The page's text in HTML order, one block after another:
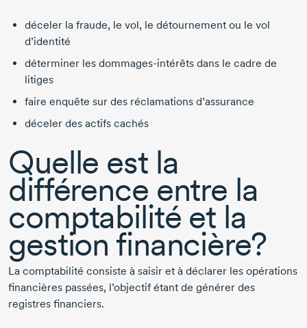
déceler la fraude, le vol, le détournement ou le vol
d’identité
déterminer les dommages-intérêts dans le cadre de
litiges
faire enquête sur des réclamations d’assurance
déceler des actifs cachés
Quelle est la
différence entre la
comptabilité et la
gestion financière?
La comptabilité consiste à saisir et à déclarer les opérations
financières passées, l’objectif étant de générer des
registres financiers.